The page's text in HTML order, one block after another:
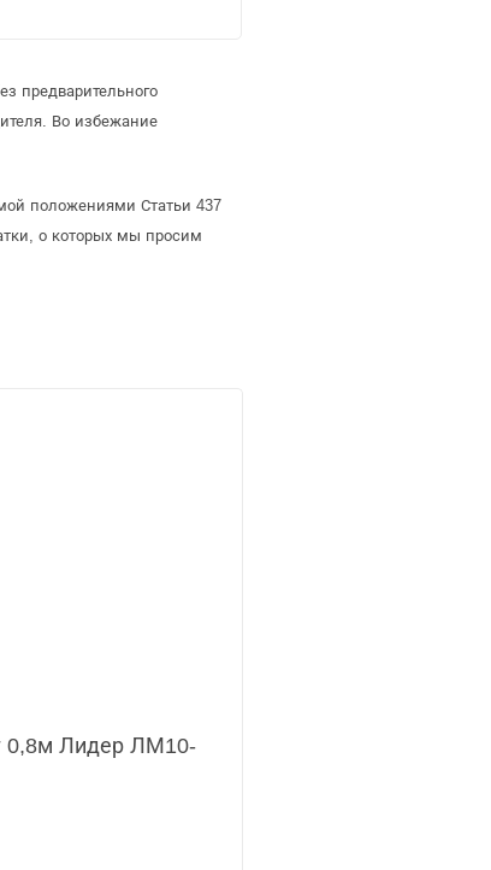
предварительного
Во избежание
положениями Статьи 437
о которых мы просим
0,8м Лидер ЛМ10-